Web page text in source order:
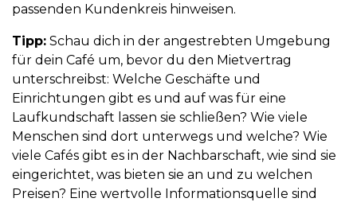
passenden Kundenkreis hinweisen.
Tipp: Schau dich in der angestrebten Umgebung
für dein Café um, bevor du den Mietvertrag
unterschreibst: Welche Geschäfte und
Einrichtungen gibt es und auf was für eine
Laufkundschaft lassen sie schließen? Wie viele
Menschen sind dort unterwegs und welche? Wie
viele Cafés gibt es in der Nachbarschaft, wie sind sie
eingerichtet, was bieten sie an und zu welchen
Preisen? Eine wertvolle Informationsquelle sind